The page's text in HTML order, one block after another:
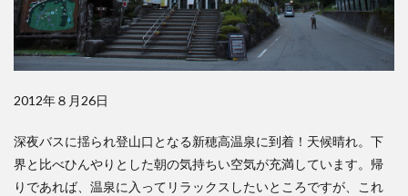
2012年８月26日
深夜バスに揺られ登山口となる新穂高温泉に到着！天候晴れ。下
界と比べひんやりとした朝の気持ちい空気が充満しています。帰
りであれば、温泉に入ってリラックスしたいところですが、これ